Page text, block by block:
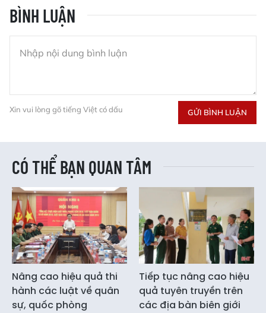
BÌNH LUẬN
Xin vui lòng gõ tiếng Việt có dấu GỬI BÌNH LUẬN
CÓ THỂ BẠN QUAN TÂM
Nâng cao hiệu quả thi
hành các luật về quân
sự, quốc phòng
Tiếp tục nâng cao hiệu
quả tuyên truyền trên
các địa bàn biên giới